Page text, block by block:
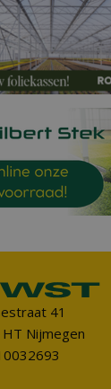
41
Nijmegen